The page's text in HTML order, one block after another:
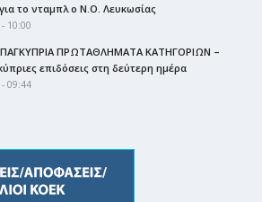
το νταμπλ ο Ν.Ο. Λευκωσίας
- 10:00
ΠΡΩΤΑΘΛΗΜΑΤΑ ΚΑΤΗΓΟΡΙΩΝ –
επιδόσεις στη δεύτερη ημέρα
- 09:44